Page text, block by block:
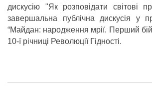
дискусію "Як розповідати світові
завершальна публічна дискусія у
“Майдан: народження мрії. Перший
10-ї річниці Революції Гідності.